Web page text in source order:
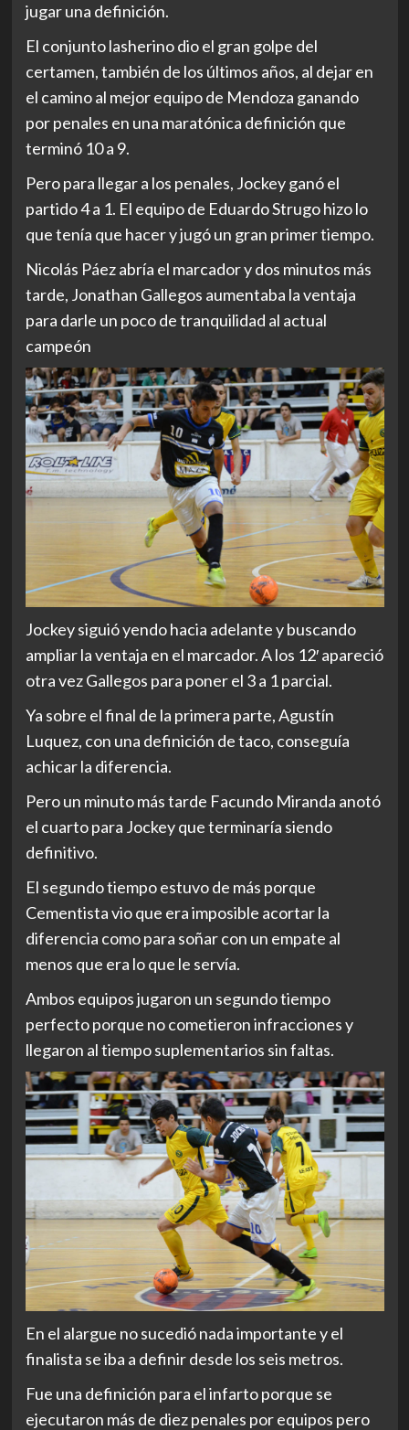
jugar una definición.
El conjunto lasherino dio el gran golpe del
certamen, también de los últimos años, al dejar en
el camino al mejor equipo de Mendoza ganando
por penales en una maratónica definición que
terminó 10 a 9.
Pero para llegar a los penales, Jockey ganó el
partido 4 a 1. El equipo de Eduardo Strugo hizo lo
que tenía que hacer y jugó un gran primer tiempo.
Nicolás Páez abría el marcador y dos minutos más
tarde, Jonathan Gallegos aumentaba la ventaja
para darle un poco de tranquilidad al actual
campeón
Jockey siguió yendo hacia adelante y buscando
ampliar la ventaja en el marcador. A los 12′ apareció
otra vez Gallegos para poner el 3 a 1 parcial.
Ya sobre el final de la primera parte, Agustín
Luquez, con una definición de taco, conseguía
achicar la diferencia.
Pero un minuto más tarde Facundo Miranda anotó
el cuarto para Jockey que terminaría siendo
definitivo.
El segundo tiempo estuvo de más porque
Cementista vio que era imposible acortar la
diferencia como para soñar con un empate al
menos que era lo que le servía.
Ambos equipos jugaron un segundo tiempo
perfecto porque no cometieron infracciones y
llegaron al tiempo suplementarios sin faltas.
En el alargue no sucedió nada importante y el
finalista se iba a definir desde los seis metros.
Fue una definición para el infarto porque se
ejecutaron más de diez penales por equipos pero